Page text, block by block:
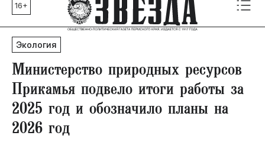
Главные темы
80 лет Победы
Молодежная столица РФ
СВО
Выборы в Пермском крае
Социальная поддержка
Инфраструктура
Благоустройство
16+
Экология
Министерство природных ресурсов
Прикамья подвело итоги работы за
2025 год и обозначило планы на
2026 год